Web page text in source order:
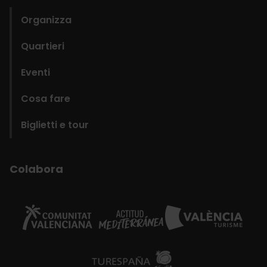
Organizza
Quartieri
Eventi
Cosa fare
Biglietti e tour
Colabora